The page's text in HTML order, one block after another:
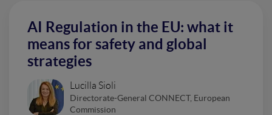
AI Regulation in the EU: what it
means for safety and global
strategies
Lucilla Sioli
Directorate-General CONNECT, European
Commission